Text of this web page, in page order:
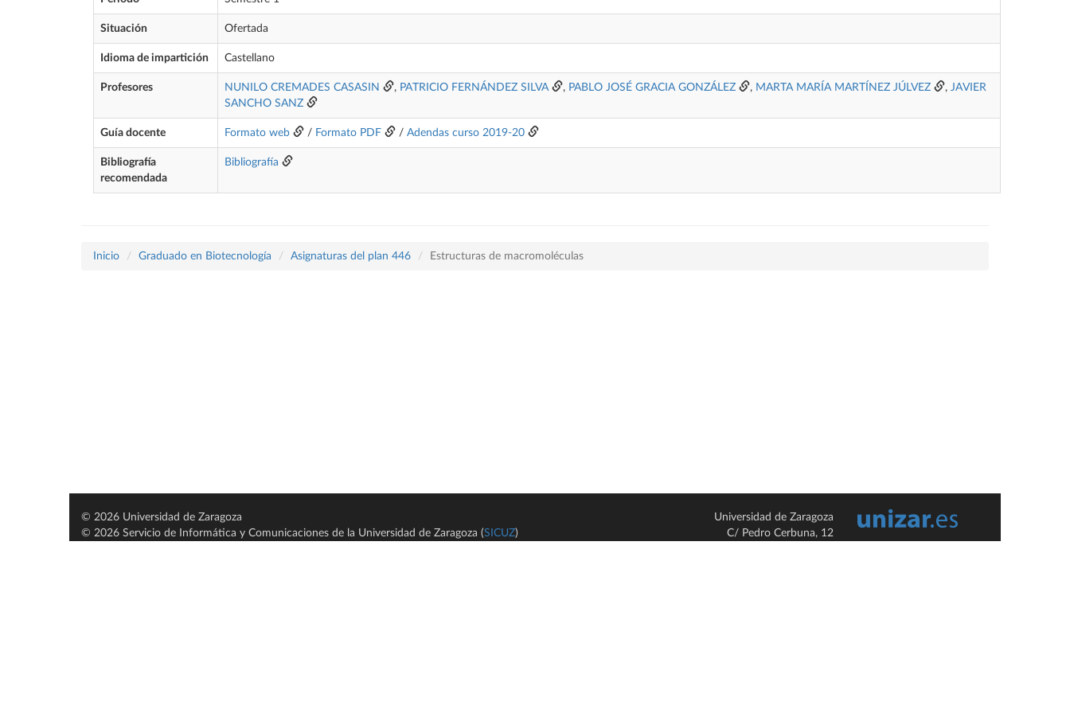
Situación Ofertada
Idioma de impartición Castellano
Profesores NUNILO CREMADES CASASIN , PATRICIO FERNÁNDEZ SILVA , PABLO JOSÉ GRACIA GONZÁLEZ , MARTA MARÍA MARTÍNEZ JÚLVEZ , JAVIER
SANCHO SANZ
Guía docente Formato web / Formato PDF / Adendas curso 2019-20
Bibliografía
recomendada
Bibliografía
Inicio Graduado en Biotecnología Asignaturas del plan 446 Estructuras de macromoléculas
© 2026 Universidad de Zaragoza
© 2026 Servicio de Informática y Comunicaciones de la Universidad de Zaragoza (SICUZ)
Universidad de Zaragoza
C/ Pedro Cerbuna, 12